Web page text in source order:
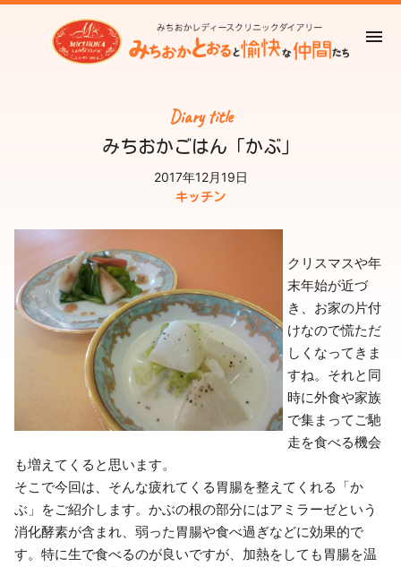
Diary title
みちおかごはん「かぶ」
2017年12月19日
キッチン
クリスマスや年
末年始が近づ
き、お家の片付
けなので慌ただ
しくなってきま
すね。それと同
時に外食や家族
で集まってご馳
走を食べる機会
も増えてくると思います。
そこで今回は、そんな疲れてくる胃腸を整えてくれる「か
ぶ」をご紹介します。かぶの根の部分にはアミラーゼという
消化酵素が含まれ、弱った胃腸や食べ過ぎなどに効果的で
す。特に生で食べるのが良いですが、加熱をしても胃腸を温